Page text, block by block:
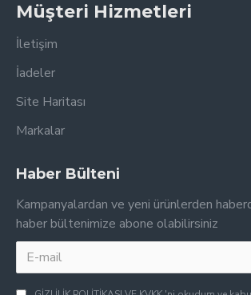
Müşteri Hizmetleri
İletişim
İadeler
Site Haritası
Markalar
Haber Bülteni
Kampanyalardan ve yeni ürünlerden
haber bültenimize abone olabilirsiniz